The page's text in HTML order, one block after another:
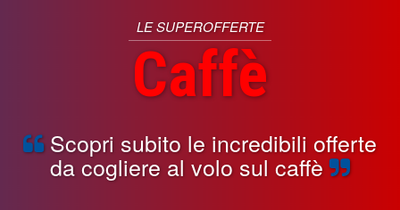
LE SUPEROFFERTE
Caffè
Scopri subito le incredibili offerte
da cogliere al volo sul caffè